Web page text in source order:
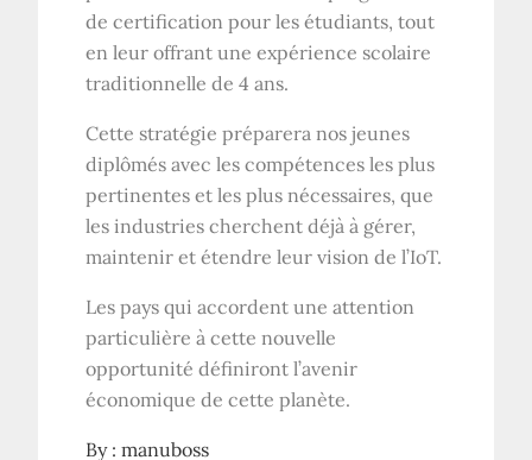
de certification pour les étudiants, tout
en leur offrant une expérience scolaire
traditionnelle de 4 ans.
Cette stratégie préparera nos jeunes
diplômés avec les compétences les plus
pertinentes et les plus nécessaires, que
les industries cherchent déjà à gérer,
maintenir et étendre leur vision de l’IoT.
Les pays qui accordent une attention
particulière à cette nouvelle
opportunité définiront l’avenir
économique de cette planète.
By :manuboss